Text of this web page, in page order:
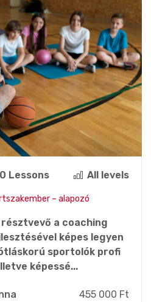
0 Lessons All levels
– alapozó
a coaching
képes legyen
sportolók profi
képessé...
455 000 Ft